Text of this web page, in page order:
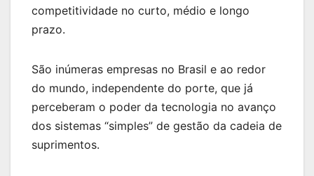
competitividade no curto, médio e longo
prazo.
São inúmeras empresas no Brasil e ao redor
do mundo, independente do porte, que já
perceberam o poder da tecnologia no avanço
dos sistemas “simples” de gestão da cadeia de
suprimentos.